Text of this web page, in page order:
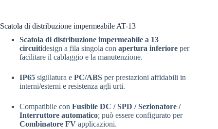
Scatola di distribuzione impermeabile AT-13
Scatola di distribuzione impermeabile a 13
circuitidesign a fila singola con apertura inferiore per
facilitare il cablaggio e la manutenzione.
IP65 sigillatura e PC/ABS per prestazioni affidabili in
interni/esterni e resistenza agli urti.
Compatibile con Fusibile DC / SPD / Sezionatore /
Interruttore automatico; può essere configurato per
Combinatore FV applicazioni.